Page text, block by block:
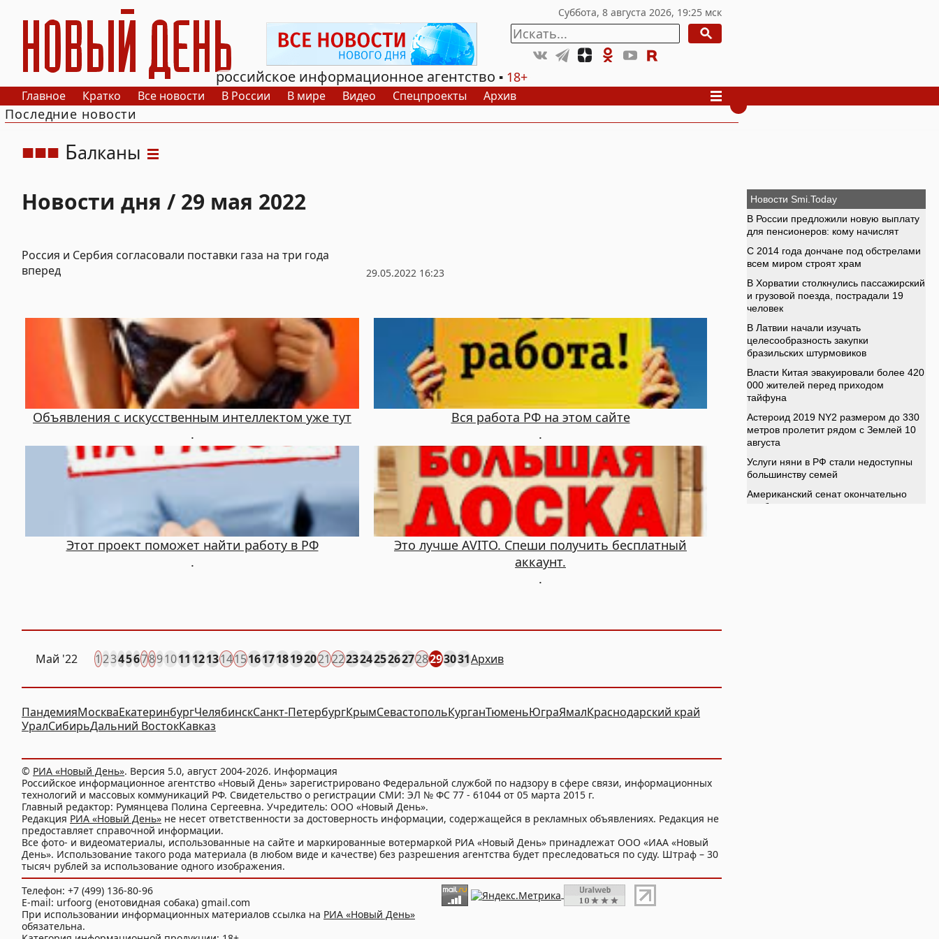
РИА Новый День
российское информационное агентство
18+
Главное Кратко Все новости В России В мире Видео Спецпроекты Архив
Последние новости
Балканы
Новости дня / 29 мая 2022
29.05.2022 16:23
Россия и Сербия согласовали поставки газа на три года
вперед
Объявления с искусственным интеллектом уже тут
.
Вся работа РФ на этом сайте
.
Этот проект поможет найти работу в РФ
.
Это лучше AVITO. Спеши получить бесплатный
аккаунт.
.
Май '22 12345678910111213141516171819202122232425262728293031Архив
ПандемияМоскваЕкатеринбургЧелябинскСанкт-ПетербургКрымСевастопольКурганТюменьЮграЯмалКраснодарский край
УралСибирьДальний ВостокКавказ
© РИА «Новый День». Версия 5.0, август 2004-2026. Информация
Российское информационное агентство «Новый День» зарегистрировано Федеральной службой по надзору в сфере связи, информационных
технологий и массовых коммуникаций РФ. Свидетельство о регистрации СМИ: ЭЛ № ФС 77 - 61044 от 05 марта 2015 г.
Главный редактор: Румянцева Полина Сергеевна. Учредитель: ООО «Новый День».
Редакция РИА «Новый День» не несет ответственности за достоверность информации, содержащейся в рекламных объявлениях. Редакция не
предоставляет справочной информации.
Все фото- и видеоматериалы, использованные на сайте и маркированные вотермаркой РИА «Новый День» принадлежат ООО «ИАА «Новый
День». Использование такого рода материала (в любом виде и качестве) без разрешения агентства будет преследоваться по суду. Штраф – 30
тысяч рублей за использование одного изображения.
Телефон: +7 (499) 136-80-96
E-mail: urfoorg (енотовидная собака) gmail.com
При использовании информационных материалов ссылка на РИА «Новый День»
обязательна.